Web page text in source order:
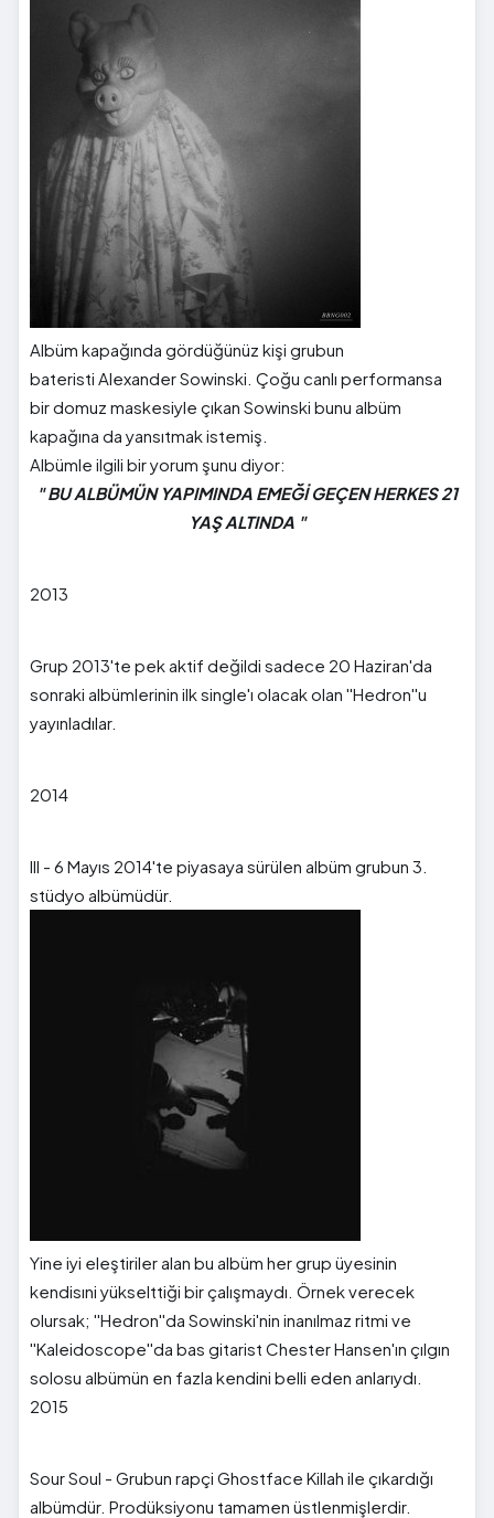
Albüm kapağında gördüğünüz kişi grubun
bateristi Alexander Sowinski. Çoğu canlı performansa
bir domuz maskesiyle çıkan Sowinski bunu albüm
kapağına da yansıtmak istemiş.
Albümle ilgili bir yorum şunu diyor:
" BU ALBÜMÜN YAPIMINDA EMEĞİ GEÇEN HERKES 21
YAŞ ALTINDA "
2013
Grup 2013'te pek aktif değildi sadece 20 Haziran'da
sonraki albümlerinin ilk single'ı olacak olan ''Hedron''u
yayınladılar.
2014
III - 6 Mayıs 2014'te piyasaya sürülen albüm grubun 3.
stüdyo albümüdür.
Yine iyi eleştiriler alan bu albüm her grup üyesinin
kendisıni yükselttiği bir çalışmaydı. Örnek verecek
olursak; ''Hedron''da Sowinski'nin inanılmaz ritmi ve
''Kaleidoscope''da bas gitarist Chester Hansen'ın çılgın
solosu albümün en fazla kendini belli eden anlarıydı.
2015
Sour Soul - Grubun rapçi Ghostface Killah ile çıkardığı
albümdür. Prodüksiyonu tamamen üstlenmişlerdir.